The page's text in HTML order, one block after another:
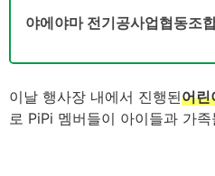
야에야마 전기공사업협동조
이날 행사장 내에서 진행된어린
로 PiPi 멤버들이 아이들과 가